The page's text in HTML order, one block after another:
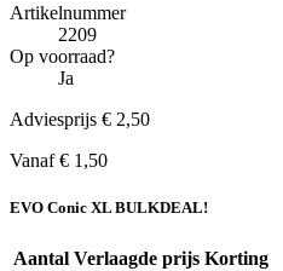
Artikelnummer
2209
Op voorraad?
Ja
Adviesprijs € 2,50
Vanaf € 1,50
EVO Conic XL BULKDEAL!
Aantal Verlaagde prijs Korting